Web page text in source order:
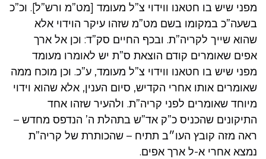
מפני שיש בו חטאנו ווידוי צ”ל מעומד [מט”מ ורש”ל]. וכ”כ
בשעה”כ במקומו בשם מט”מ שזהו עיקר הוידוי אלא
שהוא שייך לקריה”ת. ובכף החיים סק”ד: וכן אל ארך
אפים שאומרים קודם הוצאת ס”ת יש לאומרו מעומד
מפני שיש בו חטאנו ווידוי צ”ל מעומד, ע”כ. וכן מוכח ממה
שאומרים אותו אחרי הקדיש, סיום הענין, אלא שהוא וידוי
מיוחד שאומרים לפני קריה”ת. ולהעיר שזהו אחד
התיקונים שהכניס כ”ק אד”ש בתהלת ה’ הנדפס מחדש –
ראה מזה קובץ העו״ב תתיח – שהכותרת של קריה”ת
נמצא אחרי א-ל ארך אפים.